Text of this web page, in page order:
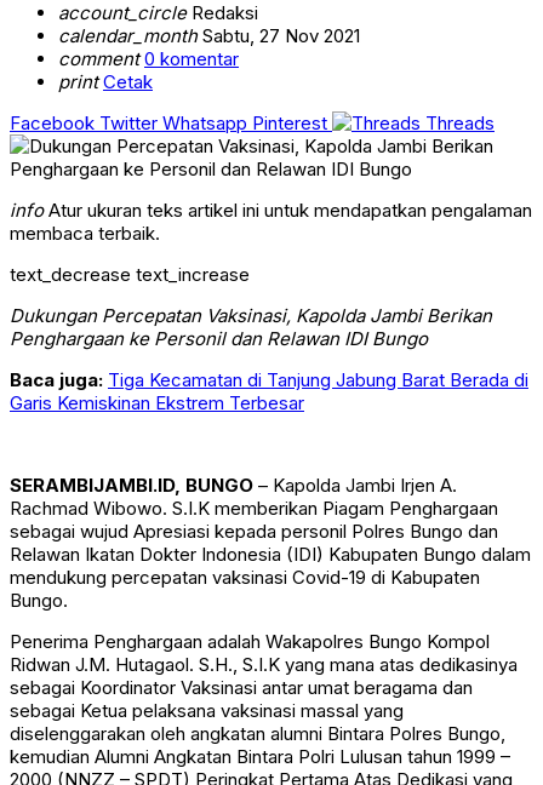
account_circleRedaksi
calendar_monthSabtu, 27 Nov 2021
comment 0 komentar
print Cetak
Facebook Twitter Whatsapp Pinterest Threads
infoAtur ukuran teks artikel ini untuk mendapatkan pengalaman
membaca terbaik.
text_decrease text_increase
Dukungan Percepatan Vaksinasi, Kapolda Jambi Berikan
Penghargaan ke Personil dan Relawan IDI Bungo
Baca juga: Tiga Kecamatan di Tanjung Jabung Barat Berada di
Garis Kemiskinan Ekstrem Terbesar
SERAMBIJAMBI.ID, BUNGO – Kapolda Jambi Irjen A.
Rachmad Wibowo. S.I.K memberikan Piagam Penghargaan
sebagai wujud Apresiasi kepada personil Polres Bungo dan
Relawan Ikatan Dokter Indonesia (IDI) Kabupaten Bungo dalam
mendukung percepatan vaksinasi Covid-19 di Kabupaten
Bungo.
Penerima Penghargaan adalah Wakapolres Bungo Kompol
Ridwan J.M. Hutagaol. S.H., S.I.K yang mana atas dedikasinya
sebagai Koordinator Vaksinasi antar umat beragama dan
sebagai Ketua pelaksana vaksinasi massal yang
diselenggarakan oleh angkatan alumni Bintara Polres Bungo,
kemudian Alumni Angkatan Bintara Polri Lulusan tahun 1999 –
2000 (NNZZ – SPDT) Peringkat Pertama Atas Dedikasi yang